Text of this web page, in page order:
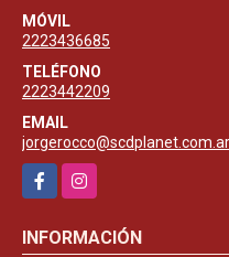
MÓVIL
2223436685
TELÉFONO
2223442209
EMAIL
jorgerocco@scdplanet.com.ar
FacebookInstagram
INFORMACIÓN